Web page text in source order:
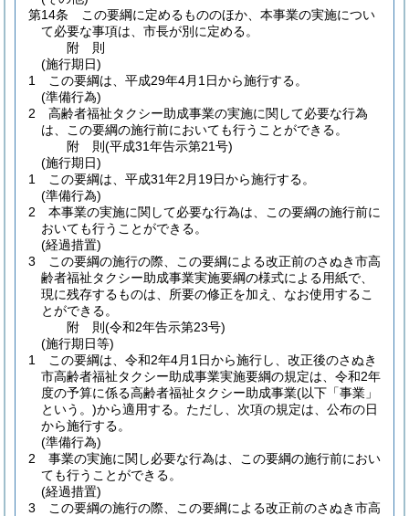
第14条
この要綱に定めるもののほか、本事業の実施につい
て必要な事項は、市長が別に定める。
附 則
(施行期日)
1
この要綱は、平成29年4月1日から施行する。
(準備行為)
2
高齢者福祉タクシー助成事業の実施に関して必要な行為
は、この要綱の施行前においても行うことができる。
附 則(平成31年告示第21号)
(施行期日)
1
この要綱は、平成31年2月19日から施行する。
(準備行為)
2
本事業の実施に関して必要な行為は、この要綱の施行前に
おいても行うことができる。
(経過措置)
3
この要綱の施行の際、この要綱による改正前のさぬき市高
齢者福祉タクシー助成事業実施要綱の様式による用紙で、
現に残存するものは、所要の修正を加え、なお使用するこ
とができる。
附 則(令和2年告示第23号)
(施行期日等)
1
この要綱は、令和2年4月1日から施行し、改正後のさぬき
市高齢者福祉タクシー助成事業実施要綱の規定は、令和2年
度の予算に係る高齢者福祉タクシー助成事業(以下「事業」
という。)から適用する。 ただし、次項の規定は、公布の日
から施行する。
(準備行為)
2
事業の実施に関し必要な行為は、この要綱の施行前におい
ても行うことができる。
(経過措置)
3
この要綱の施行の際、この要綱による改正前のさぬき市高